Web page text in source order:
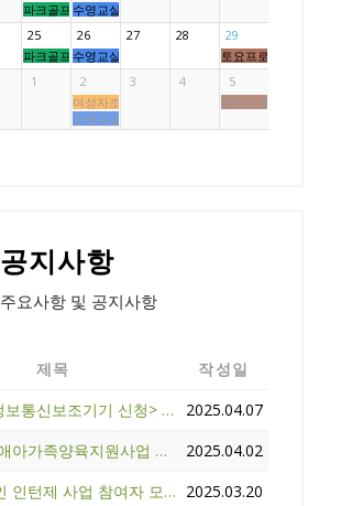
파크골프교실 행복스윙
수영교실 아쿠아키즈
25
파크골프교실 행복스윙
26
수영교실 아쿠아키즈
27 28
29
토요프로그램
1
2
여성자조모임
수영교실 아쿠아키즈
3 4
5
토요프로그램
공지사항
주요사항 및 공지사항
제목
작성일
<2025년 정보통신보조기기 신청> 안내
2025.04.07
2025년 장애아가족양육지원사업 휴식지원프로그램 참여자 모집
2025.04.02
중증 장애인 인턴제 사업 참여자 모집 공고 2025.03.20